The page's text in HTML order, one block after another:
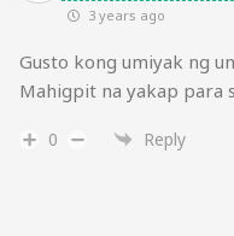
3 years ago
Gusto kong umiyak ng
Mahigpit na yakap para
0 Reply